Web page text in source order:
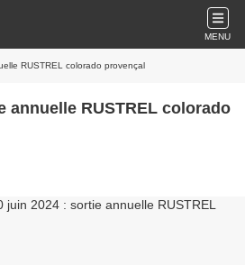
MENU
RUSTREL colorado provençal
annuelle RUSTREL colorado